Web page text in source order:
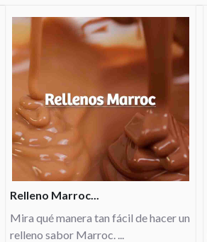
Relleno Marroc...
Mira qué manera tan fácil de hacer un
relleno sabor Marroc. ...